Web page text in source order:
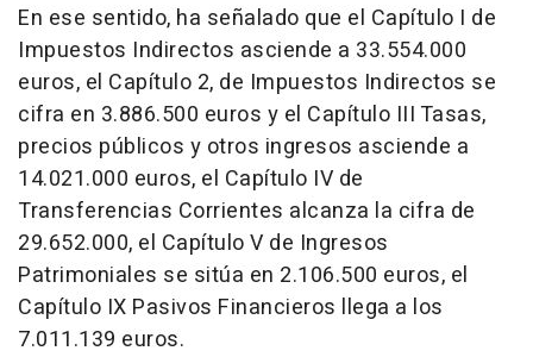
En ese sentido, ha señalado que el Capítulo I de
Impuestos Indirectos asciende a 33.554.000
euros, el Capítulo 2, de Impuestos Indirectos se
cifra en 3.886.500 euros y el Capítulo III Tasas,
precios públicos y otros ingresos asciende a
14.021.000 euros, el Capítulo IV de
Transferencias Corrientes alcanza la cifra de
29.652.000, el Capítulo V de Ingresos
Patrimoniales se sitúa en 2.106.500 euros, el
Capítulo IX Pasivos Financieros llega a los
7.011.139 euros.